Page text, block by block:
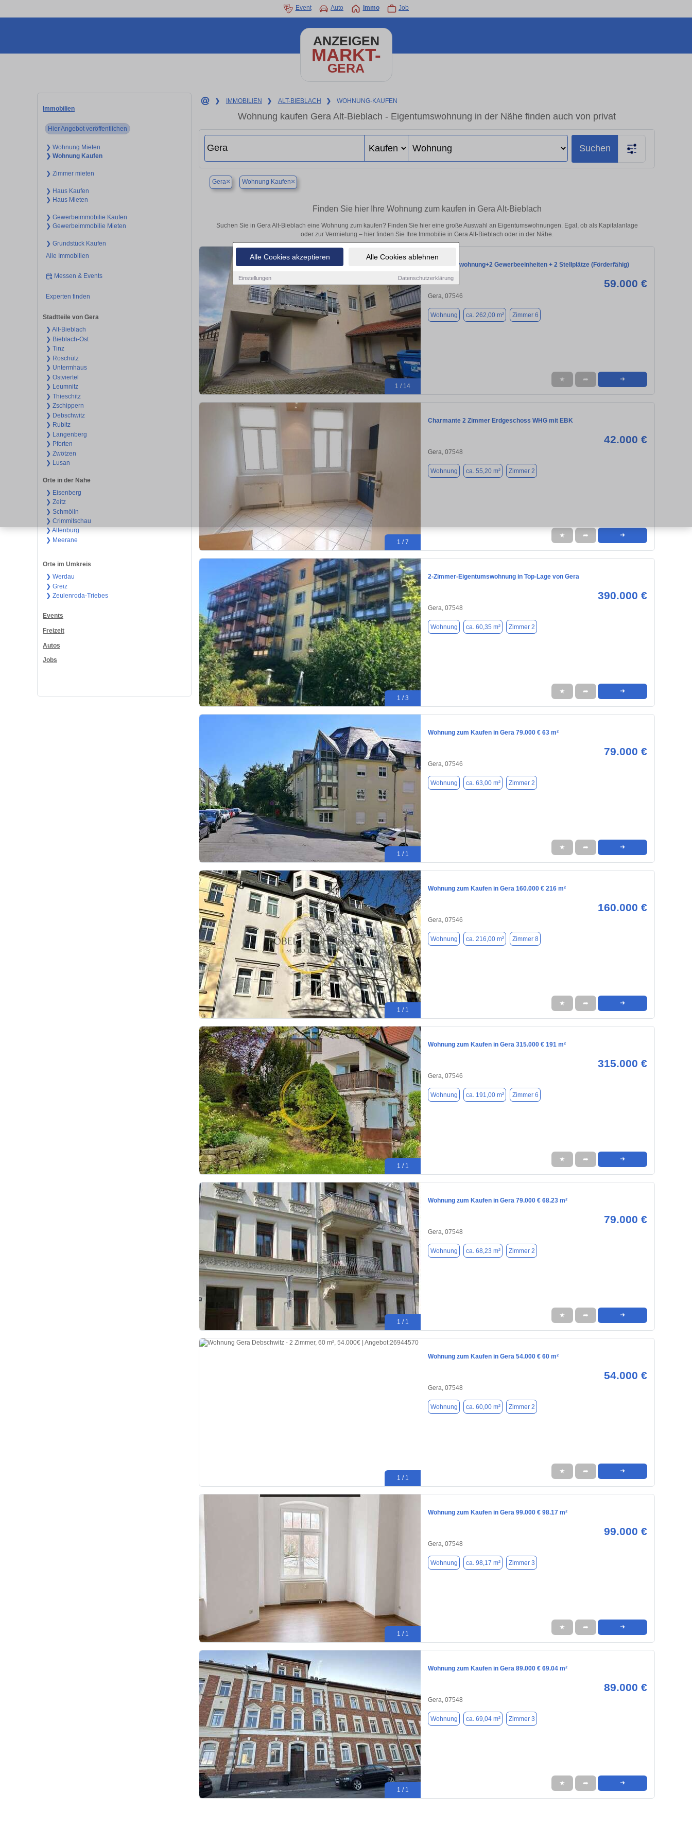
Alle Cookies akzeptieren Alle Cookies ablehnen
Einstellungen Datenschutzerklärung
Event Auto Immo Job
ANZEIGEN
MARKT-
GERA
Immobilien
Hier Angebot veröffentlichen
❯ Wohnung Mieten
❯ Wohnung Kaufen
❯ Zimmer mieten
❯ Haus Kaufen
❯ Haus Mieten
❯ Gewerbeimmobilie Kaufen
❯ Gewerbeimmobilie Mieten
❯ Grundstück Kaufen
Alle Immobilien
Messen & Events
Experten finden
Stadtteile von Gera
❯ Alt-Bieblach
❯ Bieblach-Ost
❯ Tinz
❯ Roschütz
❯ Untermhaus
❯ Ostviertel
❯ Leumnitz
❯ Thieschitz
❯ Zschippern
❯ Debschwitz
❯ Rubitz
❯ Langenberg
❯ Pforten
❯ Zwötzen
❯ Lusan
Orte in der Nähe
❯ Eisenberg
❯ Zeitz
❯ Schmölln
❯ Crimmitschau
❯ Altenburg
❯ Meerane
Orte im Umkreis
❯ Werdau
❯ Greiz
❯ Zeulenroda-Triebes
Events
Freizeit
Autos
Jobs
❯ IMMOBILIEN ❯ ALT-BIEBLACH ❯ WOHNUNG-KAUFEN
Wohnung kaufen Gera Alt-Bieblach - Eigentumswohnung in der Nähe finden auch von privat
Suchen
Gera× Wohnung Kaufen×
Finden Sie hier Ihre Wohnung zum kaufen in Gera Alt-Bieblach
Suchen Sie in Gera Alt-Bieblach eine Wohnung zum kaufen? Finden Sie hier eine große Auswahl an Eigentumswohnungen. Egal, ob als Kapitalanlage
oder zur Vermietung – hier finden Sie Ihre Immobilie in Gera Alt-Bieblach oder in der Nähe.
1 / 14
Eigentumswohnung+2 Gewerbeeinheiten + 2 Stellplätze (Förderfähig)
59.000 €
Gera, 07546
Wohnung ca. 262,00 m² Zimmer 6
★ ➦ ➜
1 / 7
Charmante 2 Zimmer Erdgeschoss WHG mit EBK
42.000 €
Gera, 07548
Wohnung ca. 55,20 m² Zimmer 2
★ ➦ ➜
1 / 3
2-Zimmer-Eigentumswohnung in Top-Lage von Gera
390.000 €
Gera, 07548
Wohnung ca. 60,35 m² Zimmer 2
★ ➦ ➜
1 / 1
Wohnung zum Kaufen in Gera 79.000 € 63 m²
79.000 €
Gera, 07546
Wohnung ca. 63,00 m² Zimmer 2
★ ➦ ➜
1 / 1
Wohnung zum Kaufen in Gera 160.000 € 216 m²
160.000 €
Gera, 07546
Wohnung ca. 216,00 m² Zimmer 8
★ ➦ ➜
1 / 1
Wohnung zum Kaufen in Gera 315.000 € 191 m²
315.000 €
Gera, 07546
Wohnung ca. 191,00 m² Zimmer 6
★ ➦ ➜
1 / 1
Wohnung zum Kaufen in Gera 79.000 € 68.23 m²
79.000 €
Gera, 07548
Wohnung ca. 68,23 m² Zimmer 2
★ ➦ ➜
1 / 1
Wohnung zum Kaufen in Gera 54.000 € 60 m²
54.000 €
Gera, 07548
Wohnung ca. 60,00 m² Zimmer 2
★ ➦ ➜
1 / 1
Wohnung zum Kaufen in Gera 99.000 € 98.17 m²
99.000 €
Gera, 07548
Wohnung ca. 98,17 m² Zimmer 3
★ ➦ ➜
1 / 1
Wohnung zum Kaufen in Gera 89.000 € 69.04 m²
89.000 €
Gera, 07548
Wohnung ca. 69,04 m² Zimmer 3
★ ➦ ➜